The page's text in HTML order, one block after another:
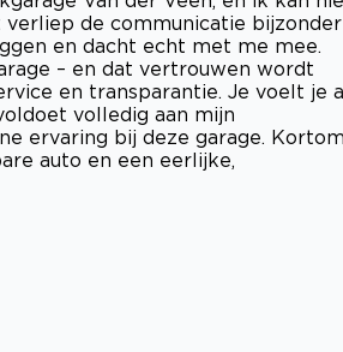
de communicatie bijzonder
en dacht echt met me mee.
– en dat vertrouwen wordt
en transparantie. Je voelt je
volledig aan mijn
ervaring bij deze garage.
auto en een eerlijke,